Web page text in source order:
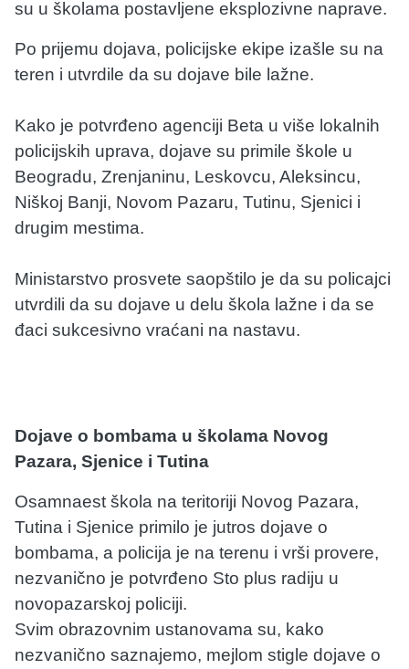
su u školama postavljene eksplozivne naprave.
Po prijemu dojava, policijske ekipe izašle su na
teren i utvrdile da su dojave bile lažne.
Kako je potvrđeno agenciji Beta u više lokalnih
policijskih uprava, dojave su primile škole u
Beogradu, Zrenjaninu, Leskovcu, Aleksincu,
Niškoj Banji, Novom Pazaru, Tutinu, Sjenici i
drugim mestima.
Ministarstvo prosvete saopštilo je da su policajci
utvrdili da su dojave u delu škola lažne i da se
đaci sukcesivno vraćani na nastavu.
Dojave o bombama u školama Novog
Pazara, Sjenice i Tutina
Osamnaest škola na teritoriji Novog Pazara,
Tutina i Sjenice primilo je jutros dojave o
bombama, a policija je na terenu i vrši provere,
nezvanično je potvrđeno Sto plus radiju u
novopazarskoj policiji.
Svim obrazovnim ustanovama su, kako
nezvanično saznajemo, mejlom stigle dojave o